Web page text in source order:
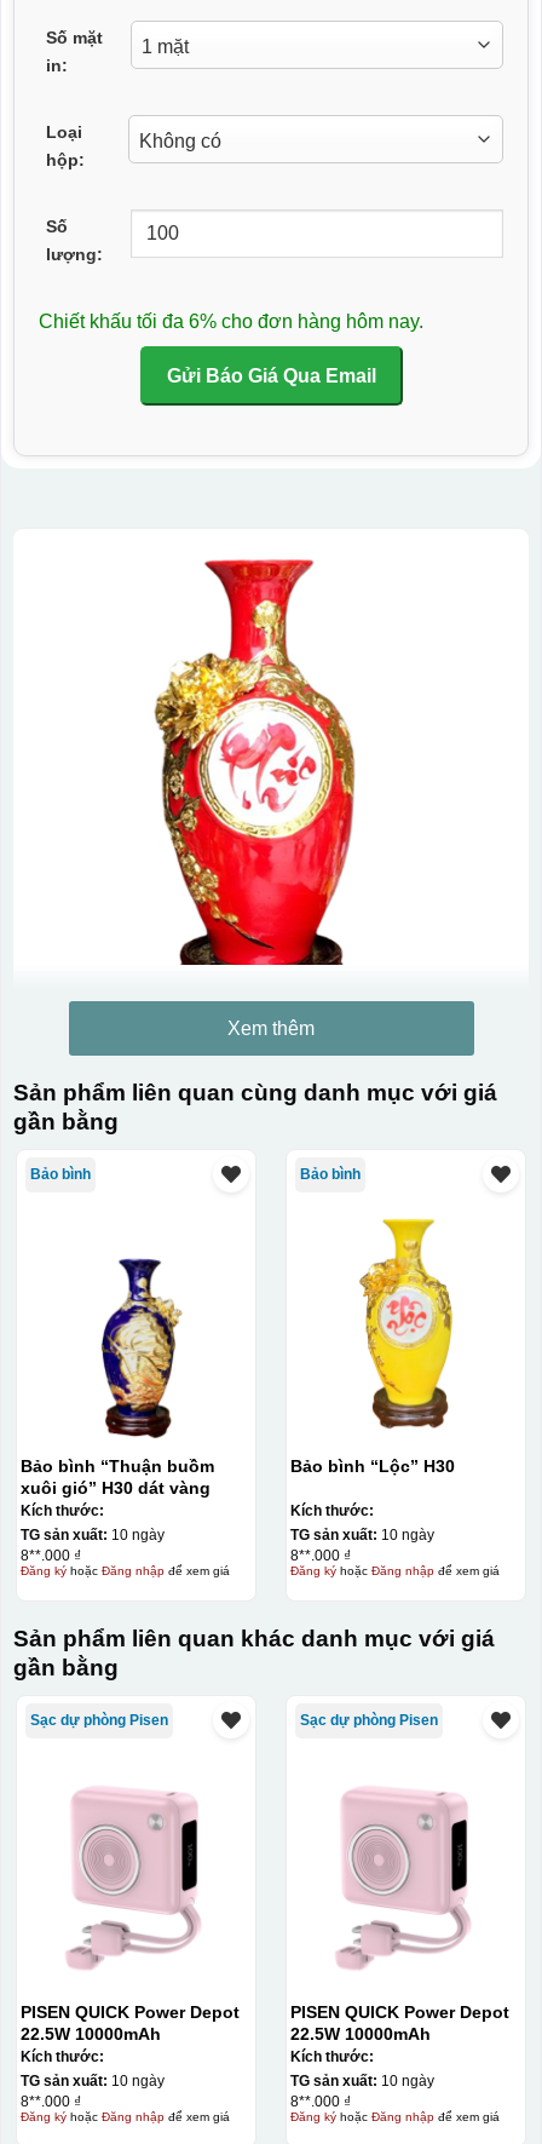
Số mặt
in:
Loại
hộp:
Số
lượng:
Chiết khấu tối đa 6% cho đơn hàng hôm nay.
Gửi Báo Giá Qua Email
Xem thêm
Sản phẩm liên quan cùng danh mục với giá
gần bằng
Bảo bình
Bảo bình “Thuận buồm
xuôi gió” H30 dát vàng
Kích thước:
TG sản xuất: 10 ngày
8**.000 ₫
Đăng kýhoặc Đăng nhậpđể xem giá
Bảo bình
Bảo bình “Lộc” H30
Kích thước:
TG sản xuất: 10 ngày
8**.000 ₫
Đăng kýhoặc Đăng nhậpđể xem giá
Sản phẩm liên quan khác danh mục với giá
gần bằng
Sạc dự phòng Pisen
PISEN QUICK Power Depot
22.5W 10000mAh
Kích thước:
TG sản xuất: 10 ngày
8**.000 ₫
Đăng kýhoặc Đăng nhậpđể xem giá
Sạc dự phòng Pisen
PISEN QUICK Power Depot
22.5W 10000mAh
Kích thước:
TG sản xuất: 10 ngày
8**.000 ₫
Đăng kýhoặc Đăng nhậpđể xem giá